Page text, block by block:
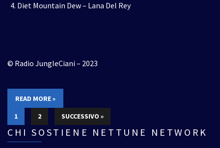
Diet Mountain Dew – Lana Del Rey
© Radio JungleCiani – 2023
READ MORE »
1
2 SUCCESSIVO »
CHI SOSTIENE NETTUNE NETWORK